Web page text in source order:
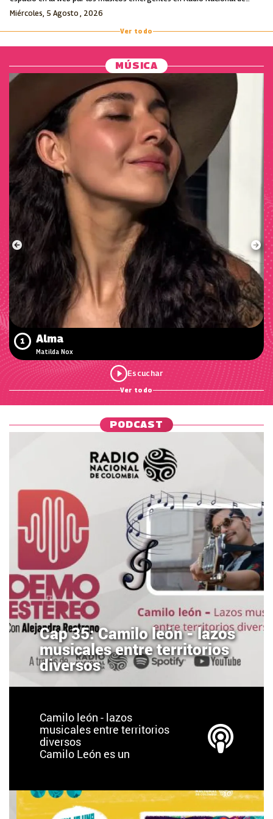
Colombia.
Miércoles, 5 Agosto , 2026
Ver todo
MÚSICA
1
Matilda Nox
Alma
Ver todo
PODCAST
Cap 35: Camilo león - lazos
musicales entre territorios
diversos
Camilo león - lazos
musicales entre territorios
diversos
Camilo León es un
Desde los 10 años salió de
Colombia, ha vivido,
estudiado y adquirido